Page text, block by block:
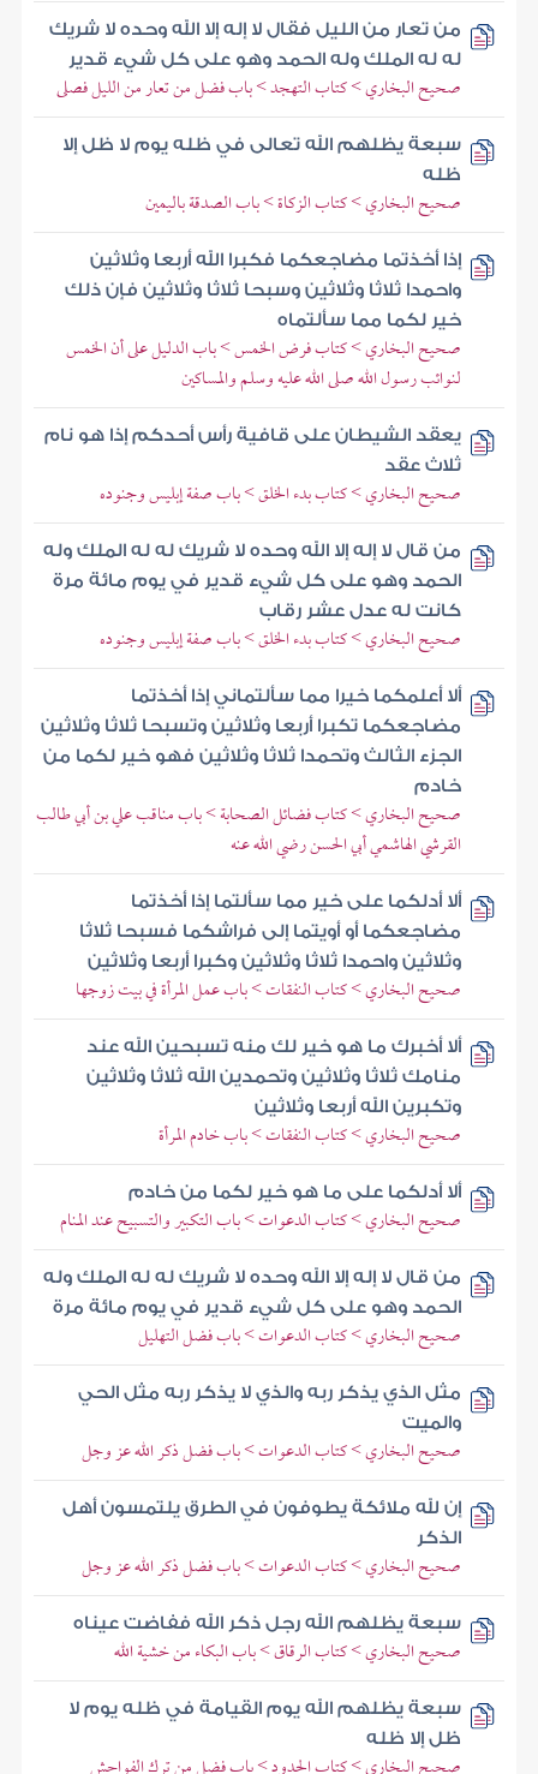
من تعار من الليل فقال لا إله إلا الله وحده لا شريك
له له الملك وله الحمد وهو على كل شيء قدير
صحيح البخاري > كتاب التهجد > باب فضل من تعار من الليل فصلى
سبعة يظلهم الله تعالى في ظله يوم لا ظل إلا
ظله
صحيح البخاري > كتاب الزكاة > باب الصدقة باليمين
إذا أخذتما مضاجعكما فكبرا الله أربعا وثلاثين
واحمدا ثلاثا وثلاثين وسبحا ثلاثا وثلاثين فإن ذلك
خير لكما مما سألتماه
صحيح البخاري > كتاب فرض الخمس > باب الدليل على أن الخمس
لنوائب رسول الله صلى الله عليه وسلم والمساكين
يعقد الشيطان على قافية رأس أحدكم إذا هو نام
ثلاث عقد
صحيح البخاري > كتاب بدء الخلق > باب صفة إبليس وجنوده
من قال لا إله إلا الله وحده لا شريك له له الملك وله
الحمد وهو على كل شيء قدير في يوم مائة مرة
كانت له عدل عشر رقاب
صحيح البخاري > كتاب بدء الخلق > باب صفة إبليس وجنوده
ألا أعلمكما خيرا مما سألتماني إذا أخذتما
مضاجعكما تكبرا أربعا وثلاثين وتسبحا ثلاثا وثلاثين
الجزء الثالث وتحمدا ثلاثا وثلاثين فهو خير لكما من
خادم
صحيح البخاري > كتاب فضائل الصحابة > باب مناقب علي بن أبي طالب
القرشي الهاشمي أبي الحسن رضي الله عنه
ألا أدلكما على خير مما سألتما إذا أخذتما
مضاجعكما أو أويتما إلى فراشكما فسبحا ثلاثا
وثلاثين واحمدا ثلاثا وثلاثين وكبرا أربعا وثلاثين
صحيح البخاري > كتاب النفقات > باب عمل المرأة في بيت زوجها
ألا أخبرك ما هو خير لك منه تسبحين الله عند
منامك ثلاثا وثلاثين وتحمدين الله ثلاثا وثلاثين
وتكبرين الله أربعا وثلاثين
صحيح البخاري > كتاب النفقات > باب خادم المرأة
ألا أدلكما على ما هو خير لكما من خادم
صحيح البخاري > كتاب الدعوات > باب التكبير والتسبيح عند المنام
من قال لا إله إلا الله وحده لا شريك له له الملك وله
الحمد وهو على كل شيء قدير في يوم مائة مرة
صحيح البخاري > كتاب الدعوات > باب فضل التهليل
مثل الذي يذكر ربه والذي لا يذكر ربه مثل الحي
والميت
صحيح البخاري > كتاب الدعوات > باب فضل ذكر الله عز وجل
إن لله ملائكة يطوفون في الطرق يلتمسون أهل
الذكر
صحيح البخاري > كتاب الدعوات > باب فضل ذكر الله عز وجل
سبعة يظلهم الله رجل ذكر الله ففاضت عيناه
صحيح البخاري > كتاب الرقاق > باب البكاء من خشية الله
سبعة يظلهم الله يوم القيامة في ظله يوم لا
ظل إلا ظله